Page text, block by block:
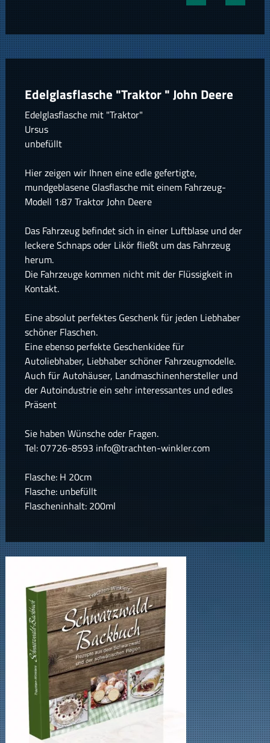
Edelglasflasche "Traktor " John Deere
Edelglasflasche mit "Traktor"
Ursus
unbefüllt
Hier zeigen wir Ihnen eine edle gefertigte,
mundgeblasene Glasflasche mit einem Fahrzeug-
Modell 1:87 Traktor John Deere
Das Fahrzeug befindet sich in einer Luftblase und der
leckere Schnaps oder Likör fließt um das Fahrzeug
herum.
Die Fahrzeuge kommen nicht mit der Flüssigkeit in
Kontakt.
Eine absolut perfektes Geschenk für jeden Liebhaber
schöner Flaschen.
Eine ebenso perfekte Geschenkidee für
Autoliebhaber, Liebhaber schöner Fahrzeugmodelle.
Auch für Autohäuser, Landmaschinenhersteller und
der Autoindustrie ein sehr interessantes und edles
Präsent
Sie haben Wünsche oder Fragen.
Tel: 07726-8593 info@trachten-winkler.com
Flasche: H 20cm
Flasche: unbefüllt
Flascheninhalt: 200ml